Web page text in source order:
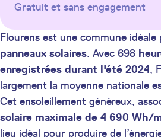
Gratuit et sans engagement
Flourens est une commune idéale
panneaux solaires. Avec 698
enregistrées durant l'été 2024,
largement la moyenne nationale
Cet ensoleillement généreux,
solaire maximale de 4 690 Wh/
lieu idéal pour produire de